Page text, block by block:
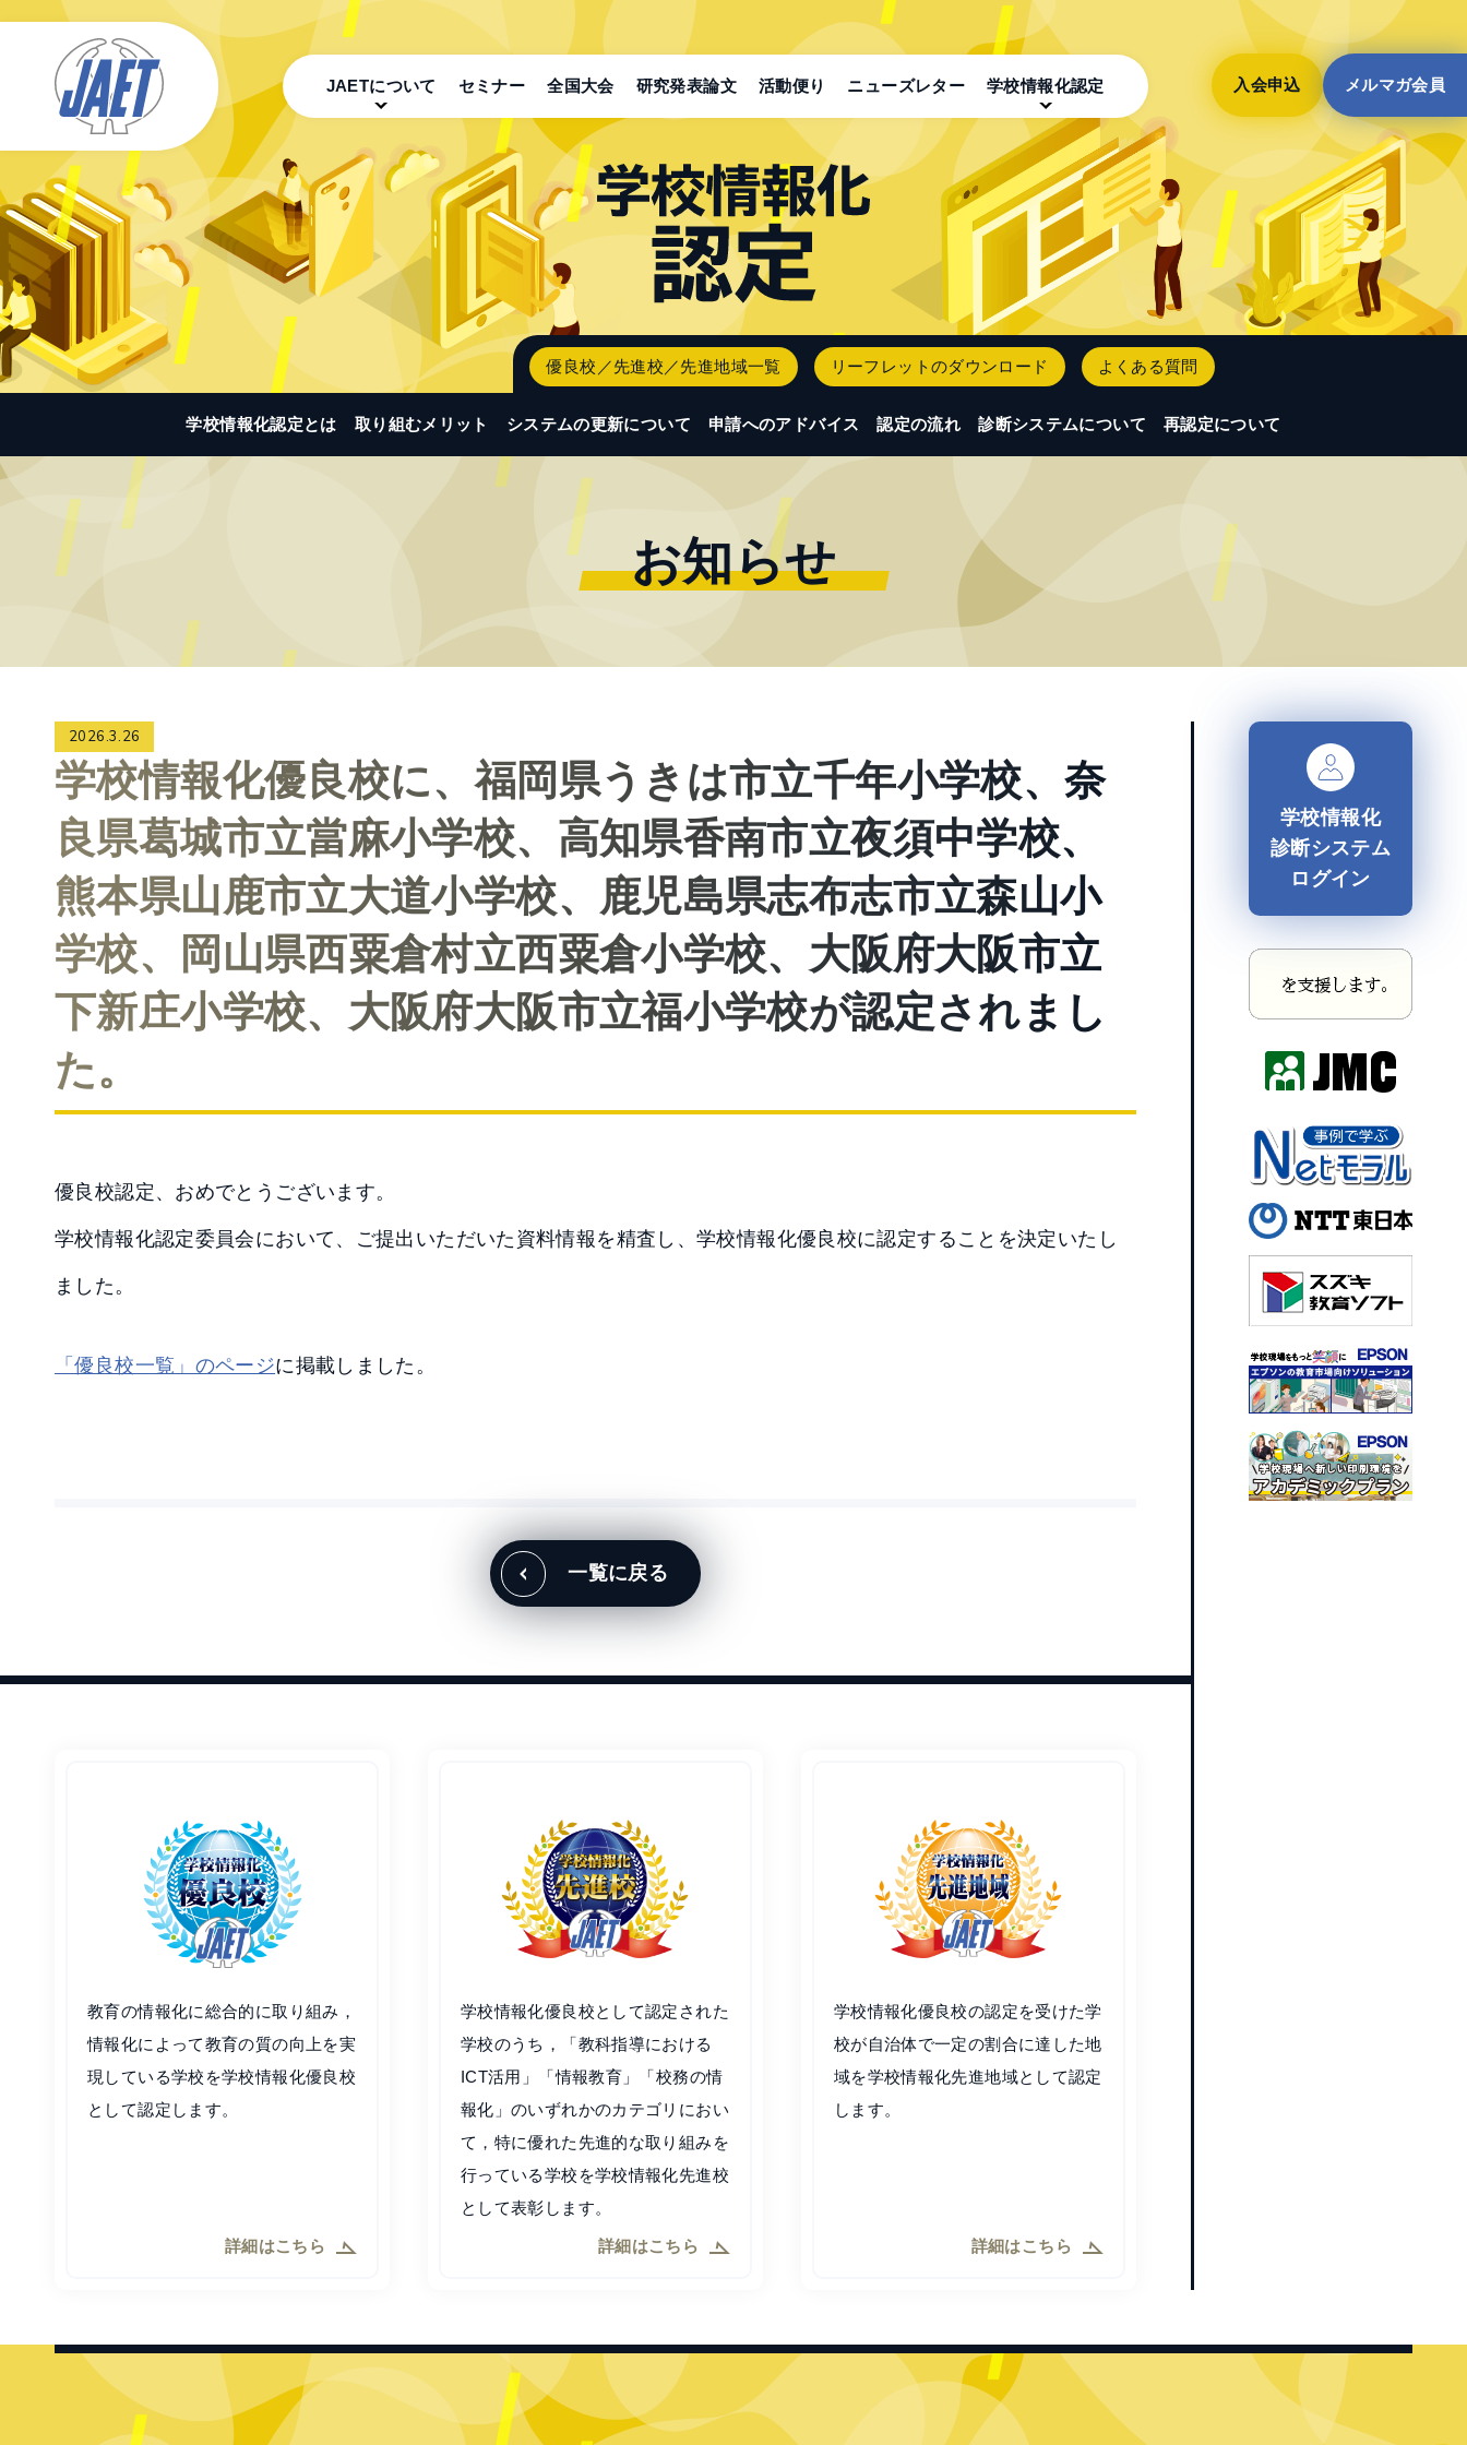
JAETについて セミナー 全国大会 研究発表論文 活動便り ニューズレター 学校情報化認定 入会申込 メルマガ会員
優良校／先進校／先進地域一覧 リーフレットのダウンロード よくある質問
学校情報化認定とは 取り組むメリット システムの更新について 申請へのアドバイス 認定の流れ 診断システムについて 再認定について
お知らせ
2026.3.26
学校情報化優良校に、福岡県うきは市立千年小学校、奈
良県葛城市立當麻小学校、高知県香南市立夜須中学校、
熊本県山鹿市立大道小学校、鹿児島県志布志市立森山小
学校、岡山県西粟倉村立西粟倉小学校、大阪府大阪市立
下新庄小学校、大阪府大阪市立福小学校が認定されまし
た。
優良校認定、おめでとうございます。
学校情報化認定委員会において、ご提出いただいた資料情報を精査し、学校情報化優良校に認定することを決定いたし
ました。
「優良校一覧」のページに掲載しました。
一覧に戻る
教育の情報化に総合的に取り組み，
情報化によって教育の質の向上を実
現している学校を学校情報化優良校
として認定します。
詳細はこちら
学校情報化優良校として認定された
学校のうち，「教科指導における
ICT活用」「情報教育」「校務の情
報化」のいずれかのカテゴリにおい
て，特に優れた先進的な取り組みを
行っている学校を学校情報化先進校
として表彰します。
詳細はこちら
学校情報化優良校の認定を受けた学
校が自治体で一定の割合に達した地
域を学校情報化先進地域として認定
します。
詳細はこちら
学校情報化
診断システム
ログイン